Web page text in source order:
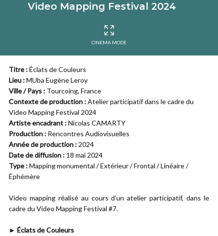
Video Mapping Festival 2024
CINEMA MODE
Titre :Éclats de Couleurs
Lieu :MUba Eugène Leroy
Ville / Pays : Tourcoing, France
Contexte de production :Atelier participatif dans le cadre du
Video Mapping Festival 2024
Artiste encadrant :Nicolas CAMARTY
Production : Rencontres Audiovisuelles
Année de production : 2024
Date de diffusion : 18 mai 2024
Type :Mapping monumental / Extérieur / Frontal / Linéaire /
Éphémère
Video mapping réalisé au cours d’un atelier participatif, dans le
cadre du Video Mapping Festival #7.
► Éclats de Couleurs